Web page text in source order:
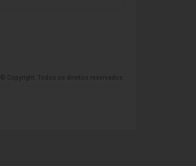
© Copyright. Todos os direitos reservados.